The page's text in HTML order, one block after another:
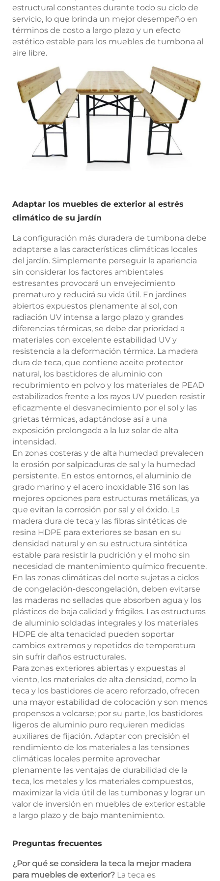
estructural constantes durante todo su ciclo de
servicio, lo que brinda un mejor desempeño en
términos de costo a largo plazo y un efecto
estético estable para los muebles de tumbona al
aire libre.
Adaptar los muebles de exterior al estrés
climático de su jardín
La configuración más duradera de tumbona debe
adaptarse a las características climáticas locales
del jardín. Simplemente perseguir la apariencia
sin considerar los factores ambientales
estresantes provocará un envejecimiento
prematuro y reducirá su vida útil. En jardines
abiertos expuestos plenamente al sol, con
radiación UV intensa a largo plazo y grandes
diferencias térmicas, se debe dar prioridad a
materiales con excelente estabilidad UV y
resistencia a la deformación térmica. La madera
dura de teca, que contiene aceite protector
natural, los bastidores de aluminio con
recubrimiento en polvo y los materiales de PEAD
estabilizados frente a los rayos UV pueden resistir
eficazmente el desvanecimiento por el sol y las
grietas térmicas, adaptándose así a una
exposición prolongada a la luz solar de alta
intensidad.
En zonas costeras y de alta humedad prevalecen
la erosión por salpicaduras de sal y la humedad
persistente. En estos entornos, el aluminio de
grado marino y el acero inoxidable 316 son las
mejores opciones para estructuras metálicas, ya
que evitan la corrosión por sal y el óxido. La
madera dura de teca y las fibras sintéticas de
resina HDPE para exteriores se basan en su
densidad natural y en su estructura sintética
estable para resistir la pudrición y el moho sin
necesidad de mantenimiento químico frecuente.
En las zonas climáticas del norte sujetas a ciclos
de congelación-descongelación, deben evitarse
las maderas no selladas que absorben agua y los
plásticos de baja calidad y frágiles. Las estructuras
de aluminio soldadas integrales y los materiales
HDPE de alta tenacidad pueden soportar
cambios extremos y repetidos de temperatura
sin sufrir daños estructurales.
Para zonas exteriores abiertas y expuestas al
viento, los materiales de alta densidad, como la
teca y los bastidores de acero reforzado, ofrecen
una mayor estabilidad de colocación y son menos
propensos a volcarse; por su parte, los bastidores
ligeros de aluminio puro requieren medidas
auxiliares de fijación. Adaptar con precisión el
rendimiento de los materiales a las tensiones
climáticas locales permite aprovechar
plenamente las ventajas de durabilidad de la
teca, los metales y los materiales compuestos,
maximizar la vida útil de las tumbonas y lograr un
valor de inversión en muebles de exterior estable
a largo plazo y de bajo mantenimiento.
Preguntas frecuentes
¿Por qué se considera la teca la mejor madera
para muebles de exterior? La teca es